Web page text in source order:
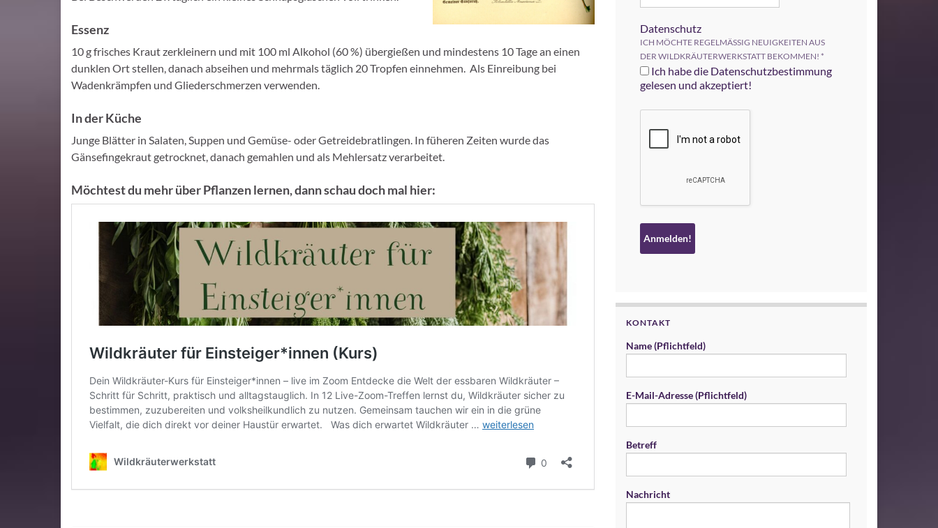
Essenz
10 g frisches Kraut zerkleinern und mit 100 ml Alkohol (60 %) übergießen und mindestens 10 Tage an einen
dunklen Ort stellen, danach abseihen und mehrmals täglich 20 Tropfen einnehmen. Als Einreibung bei
Wadenkrämpfen und Gliederschmerzen verwenden.
In der Küche
Junge Blätter in Salaten, Suppen und Gemüse- oder Getreidebratlingen. In füheren Zeiten wurde das
Gänsefingekraut getrocknet, danach gemahlen und als Mehlersatz verarbeitet.
Möchtest du mehr über Pflanzen lernen, dann schau doch mal hier:
Datenschutz
ICH MÖCHTE REGELMÄSSIG NEUIGKEITEN AUS
DER WILDKRÄUTERWERKSTATT BEKOMMEN! *
Ich habe die Datenschutzbestimmung
gelesen und akzeptiert!
KONTAKT
Name (Pflichtfeld)
E-Mail-Adresse (Pflichtfeld)
Betreff
Nachricht